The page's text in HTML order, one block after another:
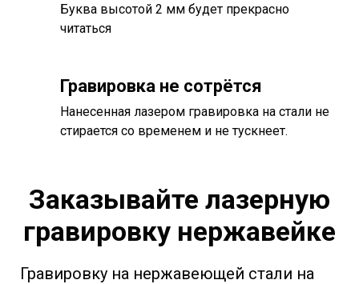
Буква высотой 2 мм будет прекрасно
читаться
Гравировка не сотрётся
Нанесенная лазером гравировка на стали не
стирается со временем и не тускнеет.
Заказывайте лазерную
гравировку нержавейке
Гравировку на нержавеющей стали на